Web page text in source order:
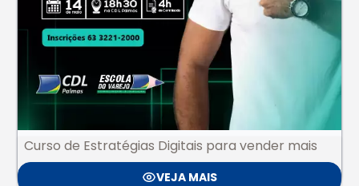
Curso de Estratégias Digitais para vender mais
VEJA MAIS